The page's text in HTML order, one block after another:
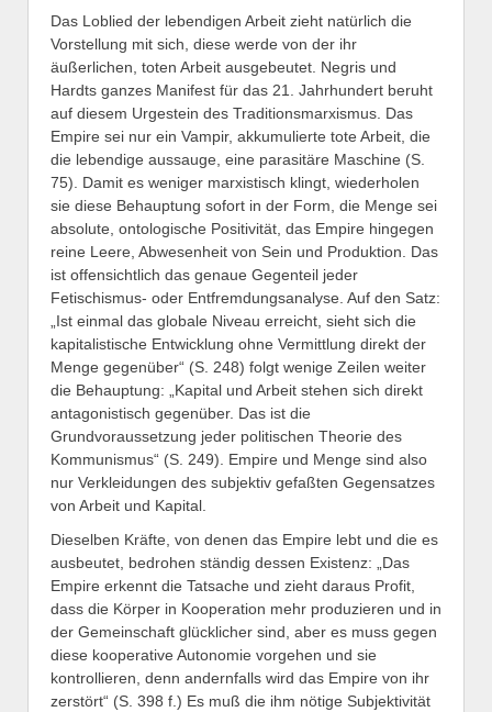
Das Loblied der lebendigen Arbeit zieht natürlich die
Vorstellung mit sich, diese werde von der ihr
äußerlichen, toten Arbeit ausgebeutet. Negris und
Hardts ganzes Manifest für das 21. Jahrhundert beruht
auf diesem Urgestein des Traditionsmarxismus. Das
Empire sei nur ein Vampir, akkumulierte tote Arbeit, die
die lebendige aussauge, eine parasitäre Maschine (S.
75). Damit es weniger marxistisch klingt, wiederholen
sie diese Behauptung sofort in der Form, die Menge sei
absolute, ontologische Positivität, das Empire hingegen
reine Leere, Abwesenheit von Sein und Produktion. Das
ist offensichtlich das genaue Gegenteil jeder
Fetischismus- oder Entfremdungsanalyse. Auf den Satz:
„Ist einmal das globale Niveau erreicht, sieht sich die
kapitalistische Entwicklung ohne Vermittlung direkt der
Menge gegenüber“ (S. 248) folgt wenige Zeilen weiter
die Behauptung: „Kapital und Arbeit stehen sich direkt
antagonistisch gegenüber. Das ist die
Grundvoraussetzung jeder politischen Theorie des
Kommunismus“ (S. 249). Empire und Menge sind also
nur Verkleidungen des subjektiv gefaßten Gegensatzes
von Arbeit und Kapital.
Dieselben Kräfte, von denen das Empire lebt und die es
ausbeutet, bedrohen ständig dessen Existenz: „Das
Empire erkennt die Tatsache und zieht daraus Profit,
dass die Körper in Kooperation mehr produzieren und in
der Gemeinschaft glücklicher sind, aber es muss gegen
diese kooperative Autonomie vorgehen und sie
kontrollieren, denn andernfalls wird das Empire von ihr
zerstört“ (S. 398 f.) Es muß die ihm nötige Subjektivität